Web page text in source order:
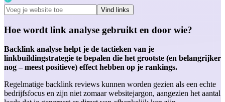
Vind links
Hoe wordt link analyse gebruikt en door wie?
Backlink analyse helpt je de tactieken van je
linkbuildingstrategie te bepalen die het grootste (en belangrijker
nog – meest positieve) effect hebben op je rankings.
Regelmatige backlink reviews kunnen worden gezien als een echte
bedrijfsfocus en zijn niet zomaar websitejargon, aangezien het aantal